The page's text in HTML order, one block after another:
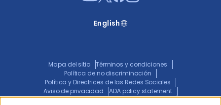
English
Mapa del sitio
Términos y condiciones
Política de no discriminación
Política y Directrices de las Redes Sociales
Aviso de privacidad
ADA policy statement
Aviso Conjunto de Prácticas de Privacidad